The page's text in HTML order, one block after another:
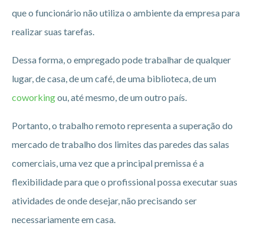
que o funcionário não utiliza o ambiente da empresa para
realizar suas tarefas.
Dessa forma, o empregado pode trabalhar de qualquer
lugar, de casa, de um café, de uma biblioteca, de um
coworkingou, até mesmo, de um outro país.
Portanto, o trabalho remoto representa a superação do
mercado de trabalho dos limites das paredes das salas
comerciais, uma vez que a principal premissa é a
flexibilidade para que o profissional possa executar suas
atividades de onde desejar, não precisando ser
necessariamente em casa.